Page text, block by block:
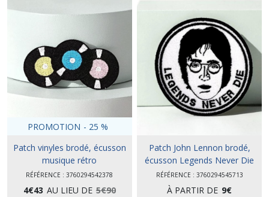
PROMOTION - 25 %
Patch vinyles brodé, écusson
musique rétro
RÉFÉRENCE : 3760294542378
4€43 AU LIEU DE 5€90
Patch John Lennon brodé,
écusson Legends Never Die
RÉFÉRENCE : 3760294545713
À PARTIR DE 9€